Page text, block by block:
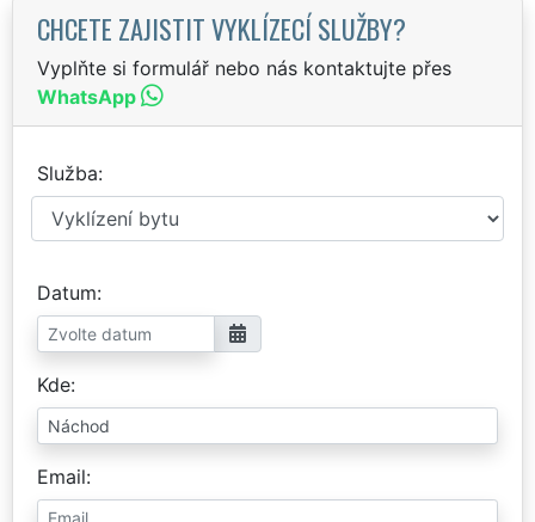
CHCETE ZAJISTIT VYKLÍZECÍ SLUŽBY?
Vyplňte si formulář nebo nás kontaktujte přes
WhatsApp
Služba
Datum
Kde
Email